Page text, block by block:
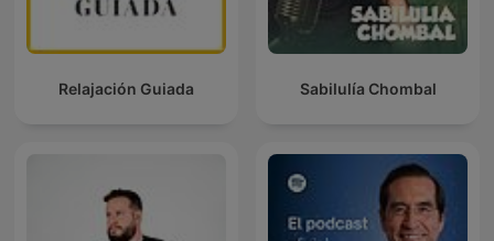
Relajación Guiada Sabilulía Chombal